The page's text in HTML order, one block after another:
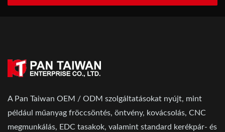
A Pan Taiwan OEM / ODM szolgáltatásokat nyújt, mint
például műanyag fröccsöntés, öntvény, kovácsolás, CNC
megmunkálás, EDC tasakok, valamint standard kerékpár- és